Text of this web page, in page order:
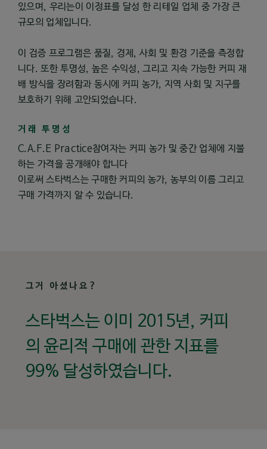
있으며, 우리는이 이정표를 달성 한 리테일 업체 중 가장 큰
규모의 업체입니다.
이 검증 프로그램은 품질, 경제, 사회 및 환경 기준을 측정합
니다. 또한 투명성, 높은 수익성, 그리고 지속 가능한 커피 재
배 방식을 장려함과 동시에 커피 농가, 지역 사회 및 지구를
보호하기 위해 고안되었습니다.
거래 투명성
C.A.F.E Practice참여자는 커피 농가 및 중간 업체에 지불
하는 가격을 공개해야 합니다
이로써 스타벅스는 구매한 커피의 농가, 농부의 이름 그리고
구매 가격까지 알 수 있습니다.
그거 아셨나요?
스타벅스는 이미 2015년, 커피
의 윤리적 구매에 관한 지표를
99% 달성하였습니다.